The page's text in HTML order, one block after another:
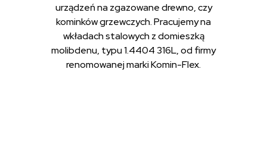
urządzeń na zgazowane drewno, czy
kominków grzewczych. Pracujemy na
wkładach stalowych z domieszką
molibdenu, typu 1.4404 316L, od firmy
renomowanej marki Komin-Flex.